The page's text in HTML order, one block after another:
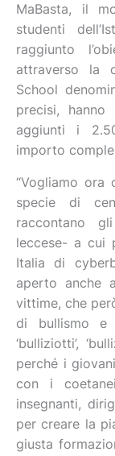
MaBasta, il
studenti
raggiunto
attraverso la
School
precisi,
aggiunti i
importo
“Vogliamo ora
specie di
raccontano
leccese- a cui
Italia di
aperto anche
vittime, che
di bullismo e
‘bulliziotti’,
perché i
con i
insegnanti,
per creare la
giusta